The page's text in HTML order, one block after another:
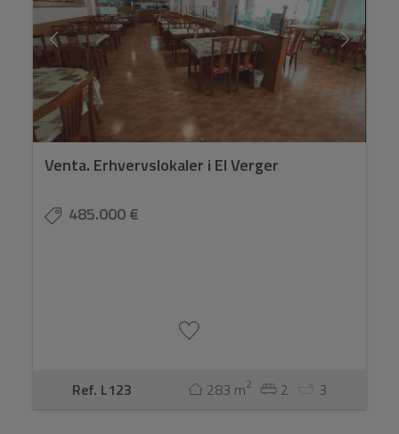
Venta. Erhvervslokaler i El Verger
485.000 €
Ref. L123 283 m2 2 3